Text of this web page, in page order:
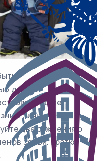
данной
и личный
два суждения о
семьи. Кратко